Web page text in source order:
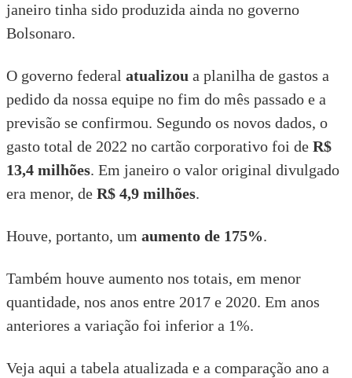
janeiro tinha sido produzida ainda no governo
Bolsonaro.
O governo federal atualizou a planilha de gastos a
pedido da nossa equipe no fim do mês passado e a
previsão se confirmou. Segundo os novos dados, o
gasto total de 2022 no cartão corporativo foi de R$
13,4 milhões. Em janeiro o valor original divulgado
era menor, de R$ 4,9 milhões.
Houve, portanto, um aumento de 175%.
Também houve aumento nos totais, em menor
quantidade, nos anos entre 2017 e 2020. Em anos
anteriores a variação foi inferior a 1%.
Veja aqui a tabela atualizada e a comparação ano a